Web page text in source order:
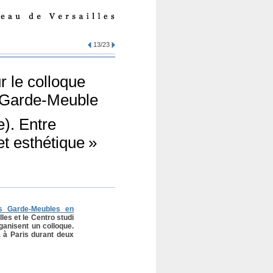
13/23
le colloque
Meuble
Entre
esthétique »
Garde-Meubles en
et le Centro studi
un colloque.
à Paris durant deux